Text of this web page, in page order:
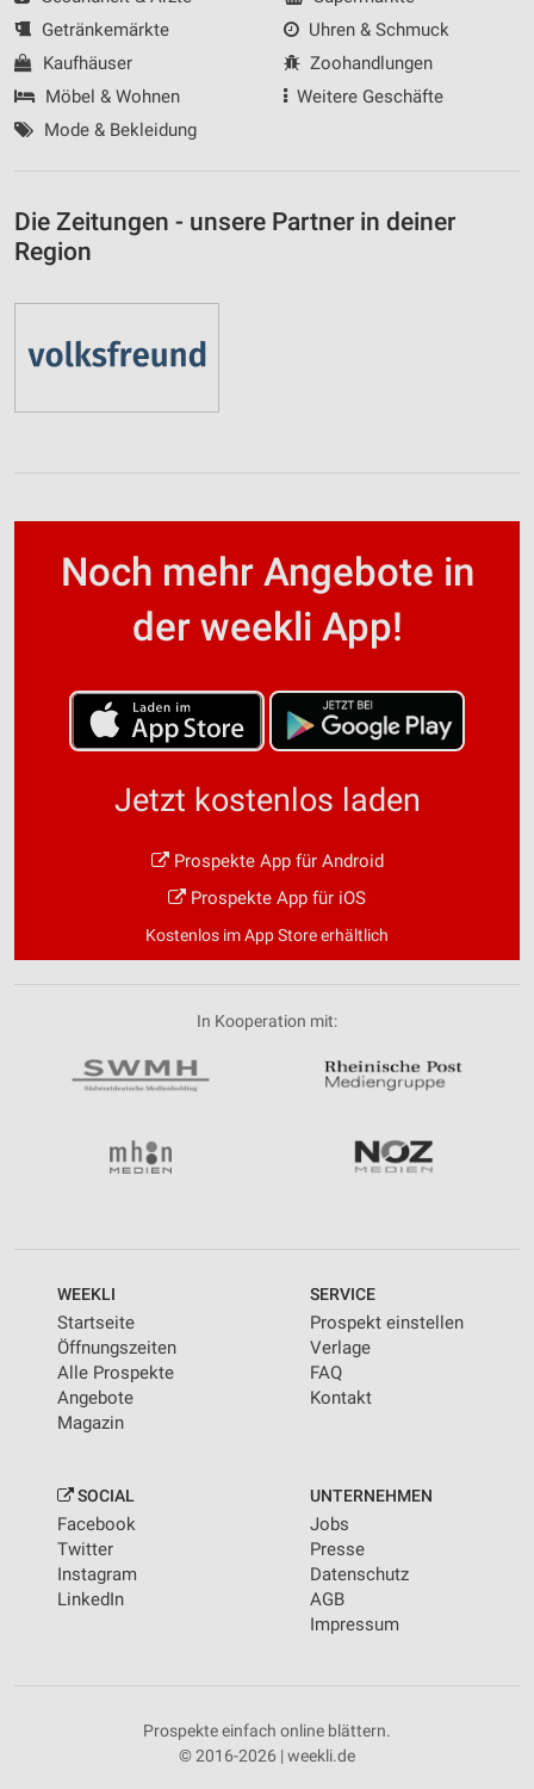
Getränkemärkte
Kaufhäuser
Möbel & Wohnen
Mode & Bekleidung
Uhren & Schmuck
Zoohandlungen
Weitere Geschäfte
Die Zeitungen - unsere Partner in deiner
Region
Noch mehr Angebote in
der weekli App!
Jetzt kostenlos laden
Prospekte App für Android
Prospekte App für iOS
Kostenlos im App Store erhältlich
In Kooperation mit:
WEEKLI
Startseite
Öffnungszeiten
Alle Prospekte
Angebote
Magazin
SERVICE
Prospekt einstellen
Verlage
FAQ
Kontakt
SOCIAL
Facebook
Twitter
Instagram
LinkedIn
UNTERNEHMEN
Jobs
Presse
Datenschutz
AGB
Impressum
Prospekte einfach online blättern.
© 2016-2026 | weekli.de